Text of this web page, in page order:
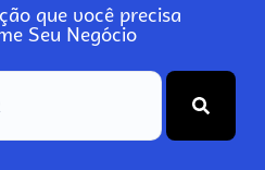
que você precisa
Seu Negócio